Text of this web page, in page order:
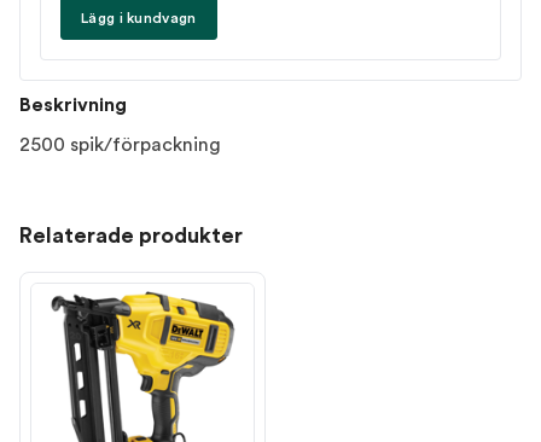
Lägg i kundvagn
Beskrivning
2500 spik/förpackning
Relaterade produkter